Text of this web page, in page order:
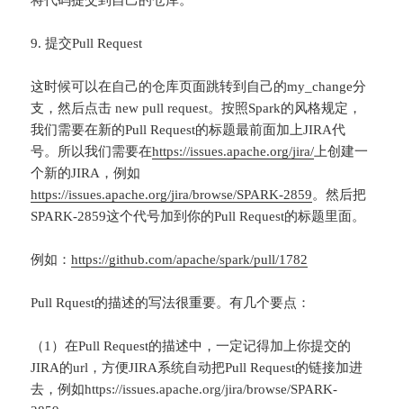
9. 提交Pull Request
这时候可以在自己的仓库页面跳转到自己的my_change分
支，然后点击 new pull request。按照Spark的风格规定，
我们需要在新的Pull Request的标题最前面加上JIRA代
号。所以我们需要在https://issues.apache.org/jira/ 上创建一
个新的JIRA，例如
https://issues.apache.org/jira/browse/SPARK-2859。然后把
SPARK-2859这个代号加到你的Pull Request的标题里面。
例如：https://github.com/apache/spark/pull/1782
Pull Rquest的描述的写法很重要。有几个要点：
（1）在Pull Request的描述中，一定记得加上你提交的
JIRA的url，方便JIRA系统自动把Pull Request的链接加进
去，例如https://issues.apache.org/jira/browse/SPARK-